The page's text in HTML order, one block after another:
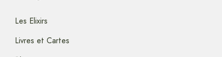
Les Elixirs
Livres et Cartes